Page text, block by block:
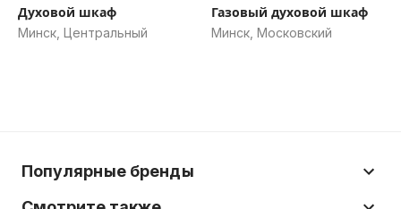
Духовой шкаф
Минск, Центральный
Газовый духовой шкаф
Минск, Московский
Популярные бренды